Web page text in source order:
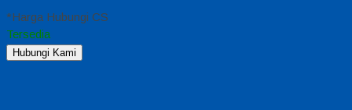
*Harga Hubungi CS
Tersedia
Hubungi Kami